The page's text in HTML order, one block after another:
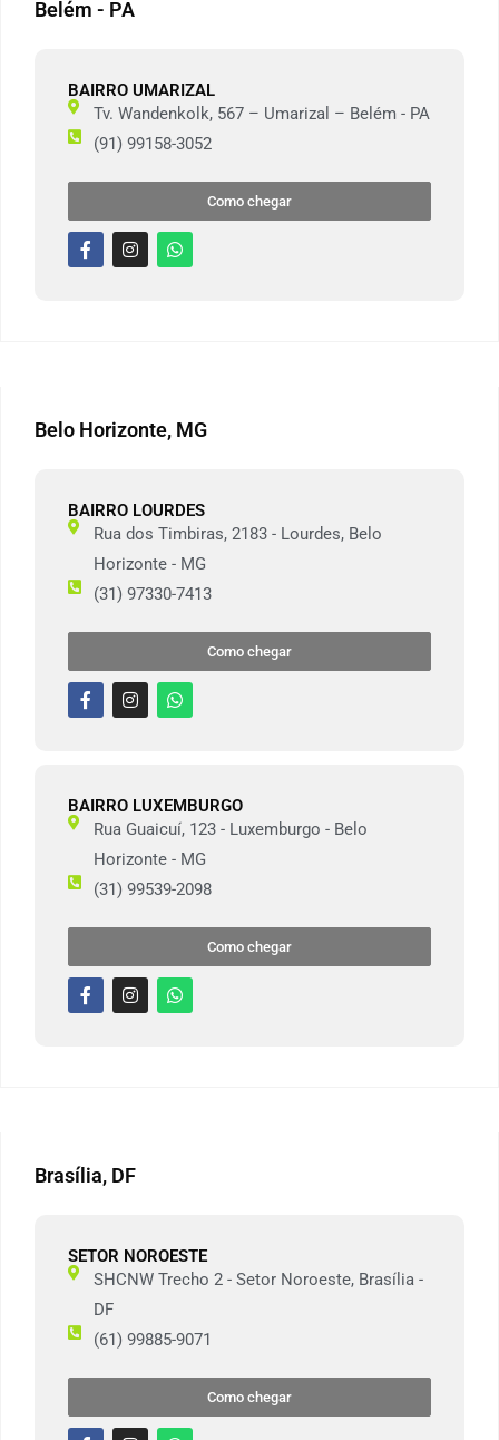
Belém - PA
BAIRRO UMARIZAL
Tv. Wandenkolk, 567 – Umarizal – Belém - PA
(91) 99158-3052
Como chegar
Belo Horizonte, MG
BAIRRO LOURDES
Rua dos Timbiras, 2183 - Lourdes, Belo
Horizonte - MG
(31) 97330-7413
Como chegar
BAIRRO LUXEMBURGO
Rua Guaicuí, 123 - Luxemburgo - Belo
Horizonte - MG
(31) 99539-2098
Como chegar
Brasília, DF
SETOR NOROESTE
SHCNW Trecho 2 - Setor Noroeste, Brasília -
DF
(61) 99885-9071
Como chegar